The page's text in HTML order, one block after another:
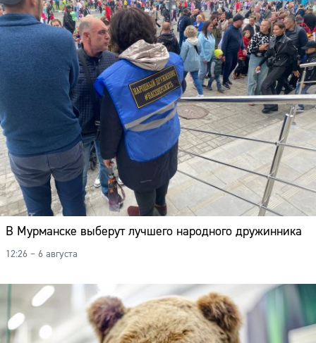
В Мурманске выберут лучшего народного дружинника
12:26 – 6 августа